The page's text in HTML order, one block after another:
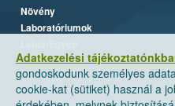
Adatkezelési
gondoskodunk személyes
cookie-kat (sütiket) használ a
Növény
Laboratóriumok